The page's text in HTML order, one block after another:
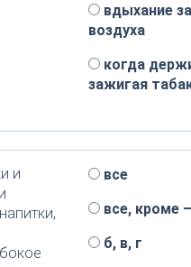
вдыхание
воздуха
когда
зажигая
и
все
все, кроме
б, в, г